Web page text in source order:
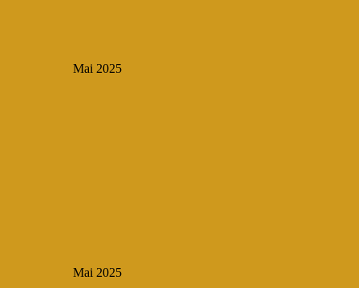
Mai 2025
Mai 2025